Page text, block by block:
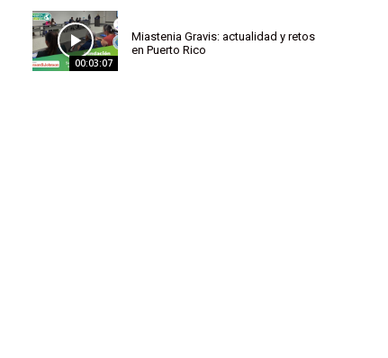
00:03:07
Miastenia Gravis: actualidad y retos
en Puerto Rico